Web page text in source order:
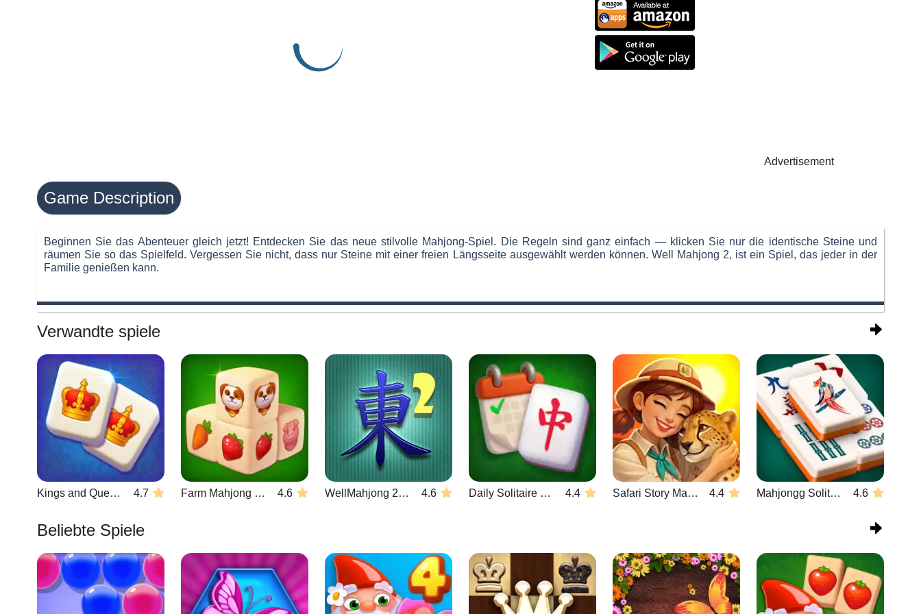
Advertisement
Game Description
Beginnen Sie das Abenteuer gleich jetzt! Entdecken Sie das neue stilvolle Mahjong-Spiel. Die Regeln sind ganz einfach — klicken Sie nur die identische Steine und
räumen Sie so das Spielfeld. Vergessen Sie nicht, dass nur Steine mit einer freien Längsseite ausgewählt werden können. Well Mahjong 2, ist ein Spiel, das jeder in der
Familie genießen kann.
Verwandte spiele
Kings and Queens Mahjong 4.7 Farm Mahjong 3D 4.6 WellMahjong 2: Internet Community 4.6 Daily Solitaire Mahjong Classic 4.4 Safari Story Mahjong 4.4 Mahjongg Solitaire 4.6
Beliebte Spiele